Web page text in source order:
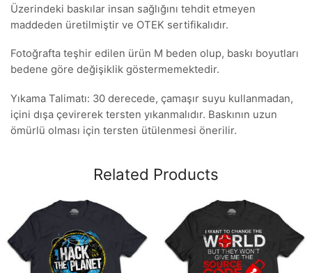
Üzerindeki baskılar insan sağlığını tehdit etmeyen
maddeden üretilmiştir ve OTEK sertifikalıdır.
Fotoğrafta teşhir edilen ürün M beden olup, baskı boyutları
bedene göre değişiklik göstermemektedir.
Yıkama Talimatı: 30 derecede, çamaşır suyu kullanmadan,
içini dışa çevirerek tersten yıkanmalıdır. Baskının uzun
ömürlü olması için tersten ütülenmesi önerilir.
Related Products